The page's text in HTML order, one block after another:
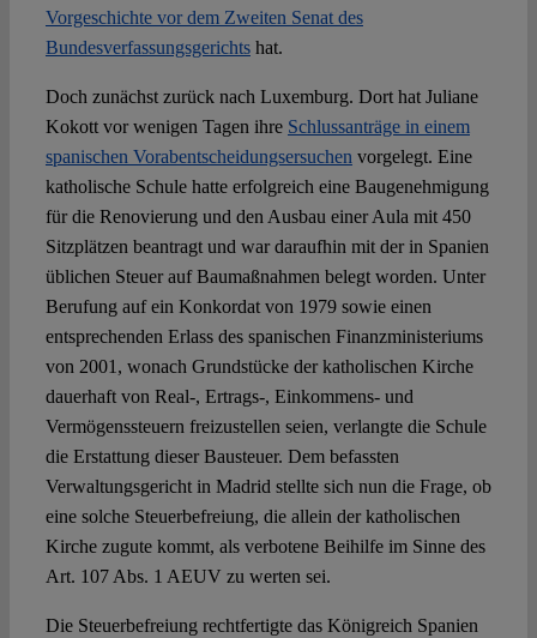
Vorgeschichte vor dem Zweiten Senat des
Bundesverfassungsgerichtshat.
Doch zunächst zurück nach Luxemburg. Dort hat Juliane
Kokott vor wenigen Tagen ihre Schlussanträge in einem
spanischen Vorabentscheidungsersuchen vorgelegt. Eine
katholische Schule hatte erfolgreich eine Baugenehmigung
für die Renovierung und den Ausbau einer Aula mit 450
Sitzplätzen beantragt und war daraufhin mit der in Spanien
üblichen Steuer auf Baumaßnahmen belegt worden. Unter
Berufung auf ein Konkordat von 1979 sowie einen
entsprechenden Erlass des spanischen Finanzministeriums
von 2001, wonach Grundstücke der katholischen Kirche
dauerhaft von Real-, Ertrags-, Einkommens- und
Vermögenssteuern freizustellen seien, verlangte die Schule
die Erstattung dieser Bausteuer. Dem befassten
Verwaltungsgericht in Madrid stellte sich nun die Frage, ob
eine solche Steuerbefreiung, die allein der katholischen
Kirche zugute kommt, als verbotene Beihilfe im Sinne des
Art. 107 Abs. 1 AEUV zu werten sei.
Die Steuerbefreiung rechtfertigte das Königreich Spanien